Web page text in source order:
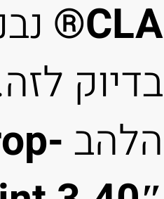
CLA®
בדיוק
הלהב